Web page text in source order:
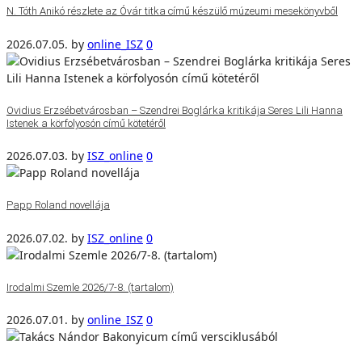
N. Tóth Anikó részlete az Óvár titka című készülő múzeumi mesekönyvből
2026.07.05. by online_ISZ 0
Ovidius Erzsébetvárosban – Szendrei Boglárka kritikája Seres Lili Hanna
Istenek a körfolyosón című kötetéről
2026.07.03. by ISZ_online 0
Papp Roland novellája
2026.07.02. by ISZ_online 0
Irodalmi Szemle 2026/7-8. (tartalom)
2026.07.01. by online_ISZ 0